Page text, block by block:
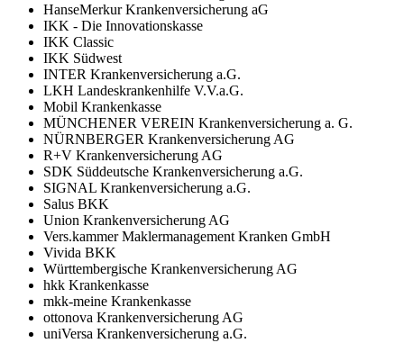
HanseMerkur Krankenversicherung aG
IKK - Die Innovationskasse
IKK Classic
IKK Südwest
INTER Krankenversicherung a.G.
LKH Landeskrankenhilfe V.V.a.G.
Mobil Krankenkasse
MÜNCHENER VEREIN Krankenversicherung a. G.
NÜRNBERGER Krankenversicherung AG
R+V Krankenversicherung AG
SDK Süddeutsche Krankenversicherung a.G.
SIGNAL Krankenversicherung a.G.
Salus BKK
Union Krankenversicherung AG
Vers.kammer Maklermanagement Kranken GmbH
Vivida BKK
Württembergische Krankenversicherung AG
hkk Krankenkasse
mkk-meine Krankenkasse
ottonova Krankenversicherung AG
uniVersa Krankenversicherung a.G.